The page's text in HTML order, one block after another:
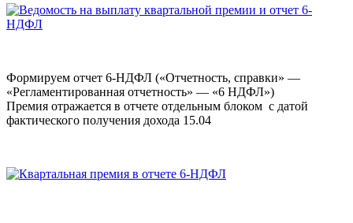
Формируем отчет 6-НДФЛ («Отчетность, справки» —
«Регламентированная отчетность» — «6 НДФЛ»)
Премия отражается в отчете отдельным блоком с датой
фактического получения дохода 15.04